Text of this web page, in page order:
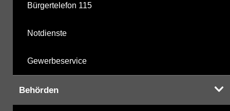
Bürgertelefon 115
Notdienste
Gewerbeservice
Behörden